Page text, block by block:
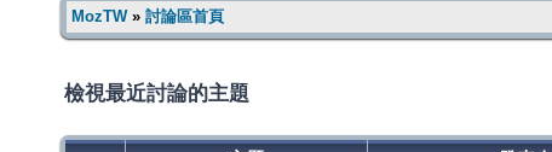
MozTW» 討論區首頁
檢視最近討論的主題